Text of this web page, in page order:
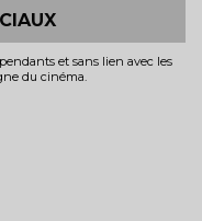
et sans lien avec les
du cinéma.